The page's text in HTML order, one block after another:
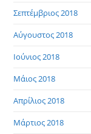
Σεπτέμβριος 2018
Αύγουστος 2018
Ιούνιος 2018
Μάιος 2018
Απρίλιος 2018
Μάρτιος 2018